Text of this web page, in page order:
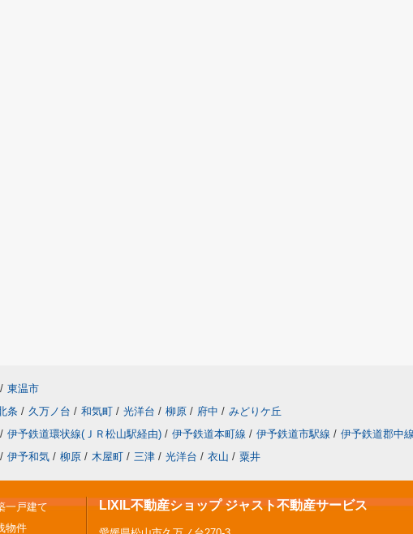
/ 東温市
条 / 久万ノ台 / 和気町 / 光洋台 / 柳原 / 府中 / みどりケ丘
/ 伊予鉄道環状線(ＪＲ松山駅経由) / 伊予鉄道本町線 / 伊予鉄道市駅線 / 伊予鉄道郡中線
/ 伊予和気 / 柳原 / 木屋町 / 三津 / 光洋台 / 衣山 / 粟井
一戸建て
物件
LIXIL不動産ショップ ジャスト不動産サービス